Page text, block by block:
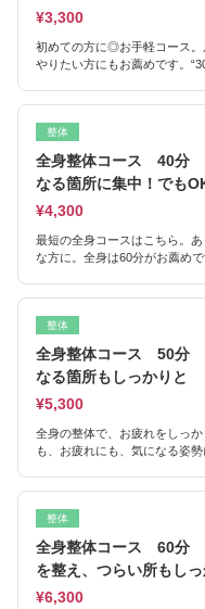
¥3,300
初めての方に◎お手軽コース。
やりたい方にもお薦めです。
整体
全身整体コース 40分
なる箇所に集中！でも
¥4,300
最短の全身コースはこちら。
な方に。全身は60分がお薦め
整体
全身整体コース 50分
なる箇所もしっかりと
¥5,300
全身の整体で、お疲れをしっ
も、お疲れにも、気になる姿
整体
全身整体コース 60分
を整え、つらい所もしっ
¥6,300